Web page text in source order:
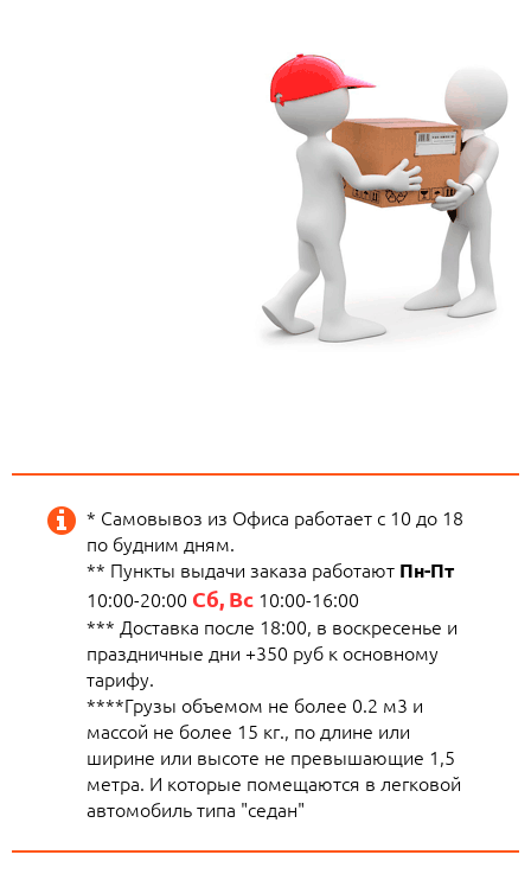
* Самовывоз из Офиса работает с 10 до 18
по будним дням.
** Пункты выдачи заказа работают Пн-Пт
10:00-20:00 Сб, Вс 10:00-16:00
*** Доставка после 18:00, в воскресенье и
праздничные дни +350 руб к основному
тарифу.
****Грузы объемом не более 0.2 м3 и
массой не более 15 кг., по длине или
ширине или высоте не превышающие 1,5
метра. И которые помещаются в легковой
автомобиль типа "седан"